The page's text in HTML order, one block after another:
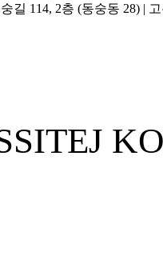
길 114, 2층 (동숭동 28) |